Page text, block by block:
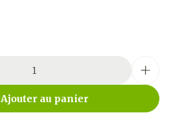
Ajouter au panier